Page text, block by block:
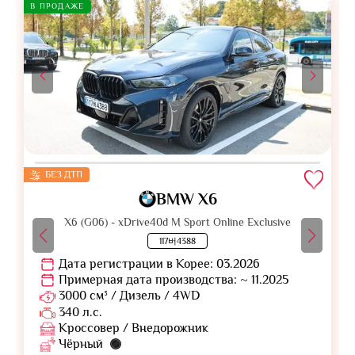
В ПРОДАЖЕ
БЕЗ ДТП
BMW X6
X6 (G06) - xDrive40d M Sport Online Exclusive
117버4388
Дата регистрации в Корее: 03.2026
Примерная дата производства: ~ 11.2025
3000 см³ / Дизель / 4WD
340 л.с.
Кроссовер / Внедорожник
Чёрный